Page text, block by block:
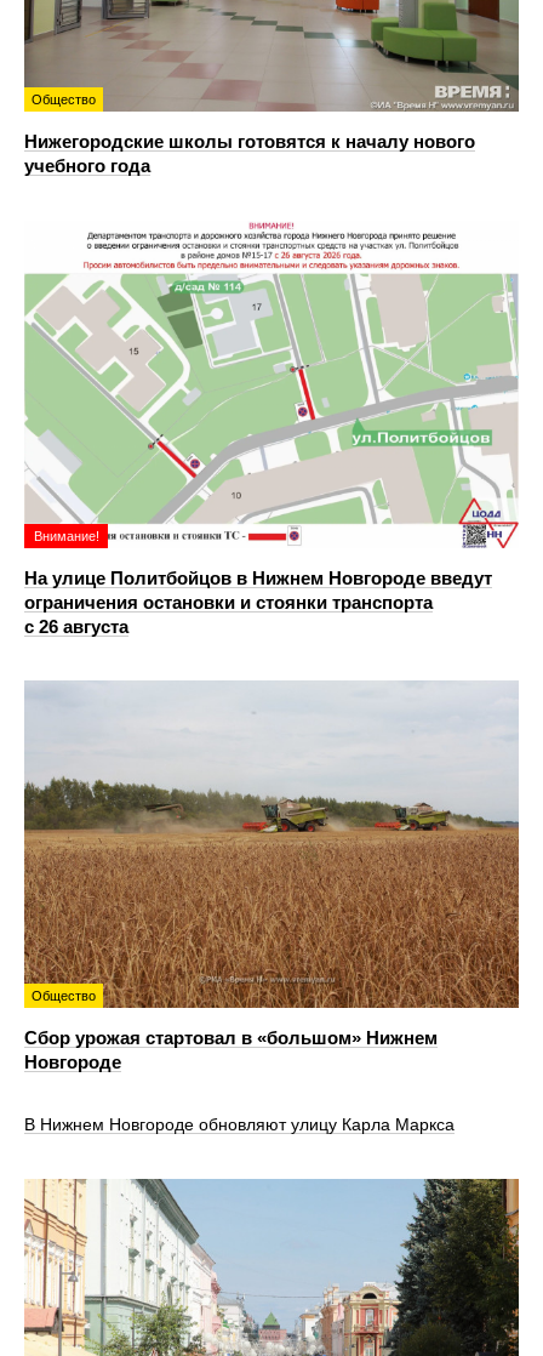
Общество
Нижегородские школы готовятся к началу нового
учебного года
Внимание!
На улице Политбойцов в Нижнем Новгороде введут
ограничения остановки и стоянки транспорта
с 26 августа
Общество
Сбор урожая стартовал в «большом» Нижнем
Новгороде
В Нижнем Новгороде обновляют улицу Карла Маркса